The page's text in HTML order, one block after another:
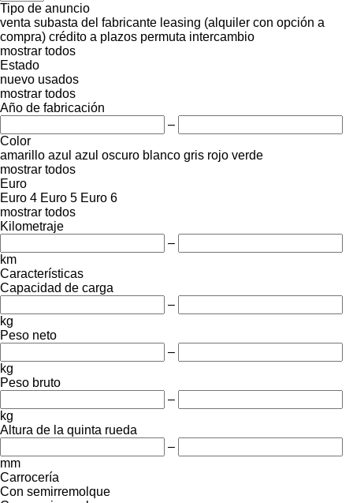
Tipo de anuncio
venta subasta del fabricante leasing (alquiler con opción a
compra) crédito a plazos permuta intercambio
mostrar todos
Estado
nuevo usados
mostrar todos
Año de fabricación
–
Color
amarillo azul azul oscuro blanco gris rojo verde
mostrar todos
Euro
Euro 4 Euro 5 Euro 6
mostrar todos
Kilometraje
–
km
Características
Capacidad de carga
–
kg
Peso neto
–
kg
Peso bruto
–
kg
Altura de la quinta rueda
–
mm
Carrocería
Con semirremolque